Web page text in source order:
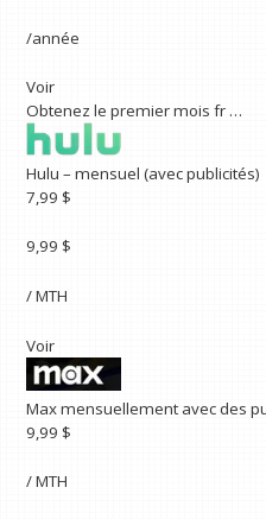
/année
Voir
Obtenez le premier mois fr …
Hulu – mensuel (avec publicités)
7,99 $
9,99 $
/ MTH
Voir
Max mensuellement avec des
9,99 $
/ MTH